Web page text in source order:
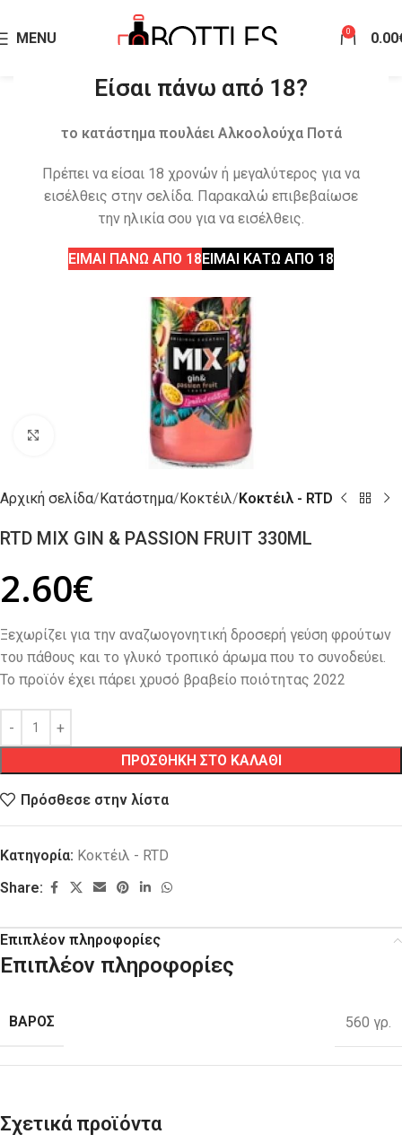
Είσαι πάνω από 18?
το κατάστημα πουλάει Αλκοολούχα Ποτά
Πρέπει να είσαι 18 χρονών ή μεγαλύτερος για να
εισέλθεις στην σελίδα. Παρακαλώ επιβεβαίωσε
την ηλικία σου για να εισέλθεις.
ΕΙΜΑΙ ΠΑΝΩ ΑΠΟ 18ΕΙΜΑΙ ΚΑΤΩ ΑΠΟ 18
MENU 0 0.00
Click to enlarge
Αρχική σελίδα Κατάστημα Κοκτέιλ Κοκτέιλ - RTD
RTD MIX GIN & PASSION FRUIT 330ML
2.60€
Ξεχωρίζει για την αναζωογονητική δροσερή γεύση φρούτων
του πάθους και το γλυκό τροπικό άρωμα που το συνοδεύει.
Το προϊόν έχει πάρει χρυσό βραβείο ποιότητας 2022
ΠΡΟΣΘΗΚΗ ΣΤΟ ΚΑΛΑΘΙ
Πρόσθεσε στην λίστα
Κατηγορία: Κοκτέιλ - RTD
Share:
Επιπλέον πληροφορίες
Επιπλέον πληροφορίες
ΒΑΡΟΣ 560 γρ.
Σχετικά προϊόντα